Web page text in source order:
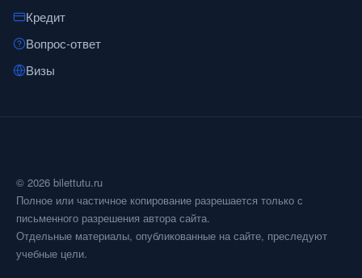
Кредит
Вопрос-ответ
Визы
© 2026 bilettutu.ru
Полное или частичное копирование разрешается только с
письменного разрешения автора сайта.
Отдельные материалы, опубликованные на сайте, преследуют
учебные цели.